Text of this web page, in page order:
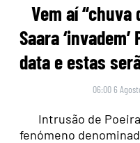
Vem aí “chuva
Saara
data e estas
06:00 6
Intrusão de
fenómeno